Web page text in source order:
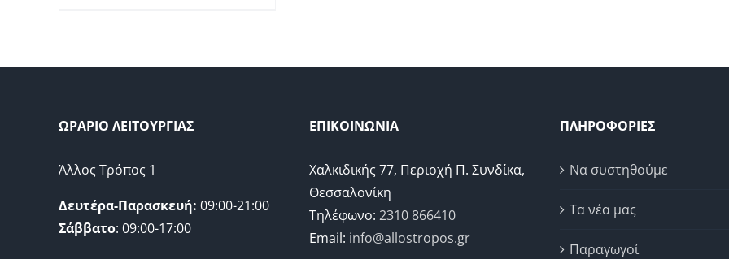
ΩΡΑΡΙΟ ΛΕΙΤΟΥΡΓΙΑΣ
Άλλος Τρόπος 1
Δευτέρα-Παρασκευή: 09:00-21:00
Σάββατο: 09:00-17:00
ΕΠΙΚΟΙΝΩΝΙΑ
Χαλκιδικής 77, Περιοχή Π. Συνδίκα,
Θεσσαλονίκη
Τηλέφωνο: 2310 866410
Email: info@allostropos.gr
ΠΛΗΡΟΦΟΡΙΕΣ
Να συστηθούμε
Τα νέα μας
Παραγωγοί